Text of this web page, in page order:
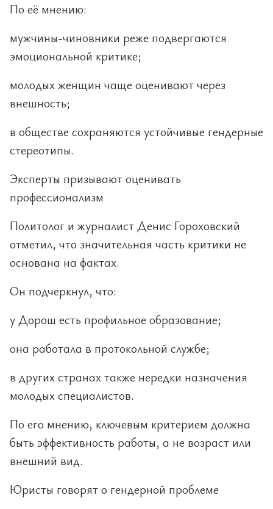
По её мнению:
мужчины-чиновники реже подвергаются
эмоциональной критике;
молодых женщин чаще оценивают через
внешность;
в обществе сохраняются устойчивые гендерные
стереотипы.
Эксперты призывают оценивать
профессионализм
Политолог и журналист Денис Гороховский
отметил, что значительная часть критики не
основана на фактах.
Он подчеркнул, что:
у Дорош есть профильное образование;
она работала в протокольной службе;
в других странах также нередки назначения
молодых специалистов.
По его мнению, ключевым критерием должна
быть эффективность работы, а не возраст или
внешний вид.
Юристы говорят о гендерной проблеме